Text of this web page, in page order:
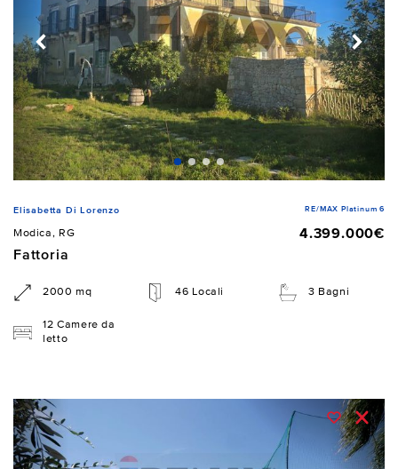
Elisabetta Di Lorenzo RE/MAX Platinum 6
Modica, RG
4.399.000€
Fattoria
2000 mq 46 Locali 3 Bagni
12 Camere da
letto